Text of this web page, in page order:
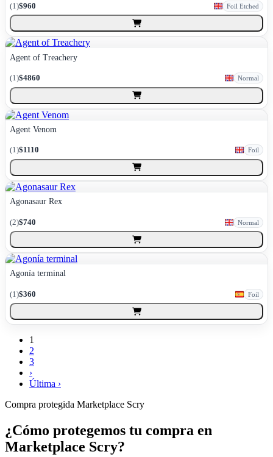
(1)$960 Foil Etched
Agent of Treachery
(1)$4860 Normal
Agent Venom
(1)$1110 Foil
Agonasaur Rex
(2)$740 Normal
Agonía terminal
(1)$360 Foil
1
2
3
›
Última ›
Compra protegida Marketplace Scry
¿Cómo protegemos tu compra en
Marketplace Scry?